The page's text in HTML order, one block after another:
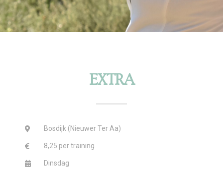
EXTRA
Bosdijk (Nieuwer Ter Aa)
8,25 per training
Dinsdag